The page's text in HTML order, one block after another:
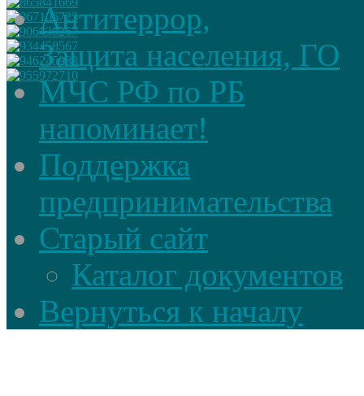
Антитеррор,
Защита населения, ГО
МЧС РФ по РБ
напоминает!
Поддержка
предпринимательства
Старый сайт
Каталог документов
Вернуться к началу